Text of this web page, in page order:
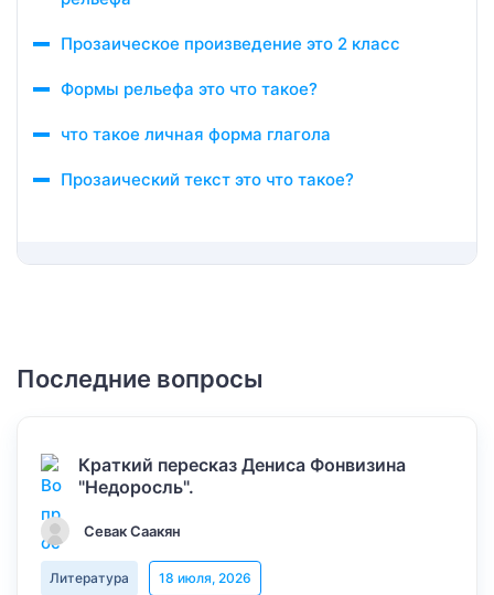
Прозаическое произведение это 2 класс
Формы рельефа это что такое?
что такое личная форма глагола
Прозаический текст это что такое?
Последние вопросы
Краткий пересказ Дениса Фонвизина
"Недоросль".
Севак Саакян
Литература 18 июля, 2026